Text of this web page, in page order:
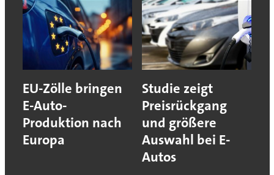
EU-Zölle bringen
E-Auto-
Produktion nach
Europa
Studie zeigt
Preisrückgang
und größere
Auswahl bei E-
Autos